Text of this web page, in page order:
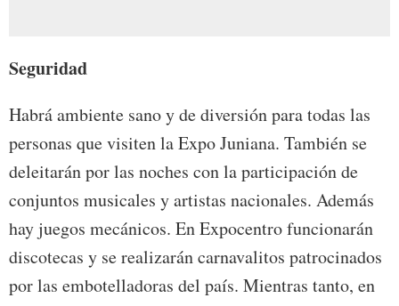
Seguridad
Habrá ambiente sano y de diversión para todas las
personas que visiten la Expo Juniana. También se
deleitarán por las noches con la participación de
conjuntos musicales y artistas nacionales. Además
hay juegos mecánicos. En Expocentro funcionarán
discotecas y se realizarán carnavalitos patrocinados
por las embotelladoras del país. Mientras tanto, en